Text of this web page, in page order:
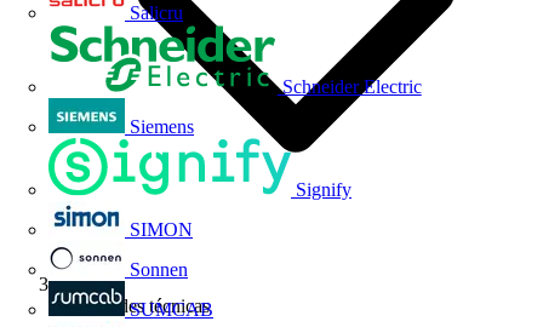
Salicru
Schneider Electric
Siemens
Signify
SIMON
Sonnen
SUMCAB
Novedades técnicas